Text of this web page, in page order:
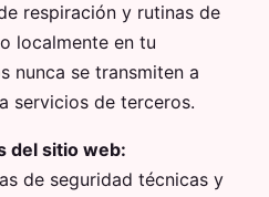
respiración y rutinas de
localmente en tu
nunca se transmiten a
servicios de terceros.
del sitio web:
de seguridad técnicas y